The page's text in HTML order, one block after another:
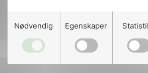
Nødvendig Egenskaper